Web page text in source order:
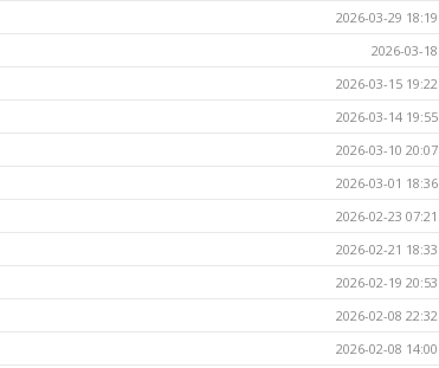
2026-03-29 18:19
2026-03-18
2026-03-15 19:22
2026-03-14 19:55
2026-03-10 20:07
2026-03-01 18:36
2026-02-23 07:21
2026-02-21 18:33
2026-02-19 20:53
2026-02-08 22:32
2026-02-08 14:00